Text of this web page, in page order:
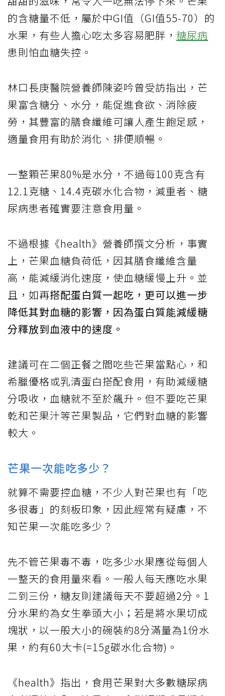
的含糖量不低，屬於中GI值（GI值55-70）的
水果，有些人擔心吃太多容易肥胖， 糖尿病
患則怕血糖失控。
林口長庚醫院營養師陳姿吟曾受訪指出，芒
果富含糖分、水分，能促進食欲、消除疲
勞，其豐富的膳食纖維可讓人產生飽足感，
適量食用有助於消化、排便順暢。
一整顆芒果80%是水分，不過每100克含有
12.1克糖、14.4克碳水化合物，減重者、糖
尿病患者確實要注意食用量。
不過根據《health》營養師撰文分析，事實
上，芒果血糖負荷低，因其膳食纖維含量
高，能減緩消化速度，使血糖緩慢上升。並
且，如再搭配蛋白質一起吃，更可以進一步
降低其對血糖的影響，因為蛋白質能減緩糖
分釋放到血液中的速度。
建議可在二個正餐之間吃些芒果當點心，和
希臘優格或乳清蛋白搭配食用，有助減緩糖
分吸收，血糖就不至於飆升。但不要吃芒果
乾和芒果汁等芒果製品，它們對血糖的影響
較大。
芒果一次能吃多少？
就算不需要控血糖，不少人對芒果也有「吃
多很毒」的刻板印象，因此經常有疑慮，不
知芒果一次能吃多少？
先不管芒果毒不毒，吃多少水果應從每個人
一整天的食用量來看。一般人每天應吃水果
二到三份，糖友則建議每天不要超過2分。1
分水果約為女生拳頭大小；若是將水果切成
塊狀，以一般大小的碗裝約8分滿量為1份水
果，約有60大卡(=15g碳水化合物)。
《health》指出，食用芒果對大多數糖尿病